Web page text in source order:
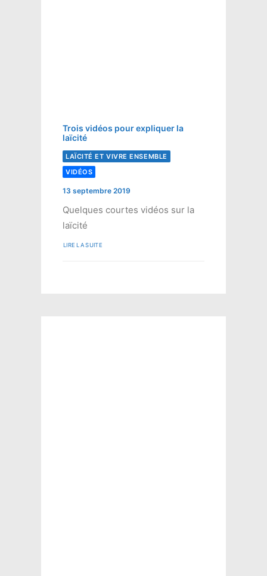
Trois vidéos pour expliquer la
laïcité
LAÏCITÉ ET VIVRE ENSEMBLE
VIDÉOS
13 septembre 2019
Quelques courtes vidéos sur la
laïcité
LIRE LA SUITE